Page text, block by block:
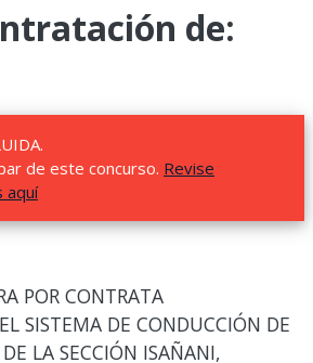
de:
de este concurso. Revise
aquí
POR CONTRATA
SISTEMA DE CONDUCCIÓN DE
LA SECCIÓN ISAÑANI,